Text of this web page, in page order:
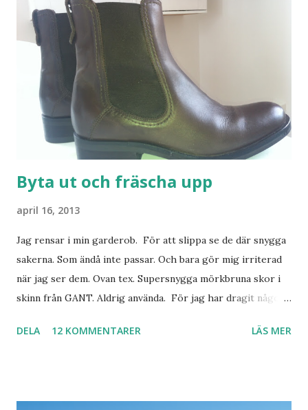
Byta ut och fräscha upp
april 16, 2013
Jag rensar i min garderob. För att slippa se de där snygga
sakerna. Som ändå inte passar. Och bara gör mig irriterad
när jag ser dem. Ovan tex. Supersnygga mörkbruna skor i
skinn från GANT. Aldrig använda. För jag har dragit någon
sköna. Stilrena. Snygga. Jag har sorterat ut klänningar som
DELA 12 KOMMENTARER LÄS MER